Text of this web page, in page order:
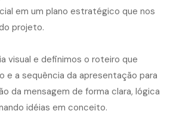
em um plano estratégico que nos
projeto.
visual e definimos o roteiro que
e a sequência da apresentação para
da mensagem de forma clara, lógica
idéias em conceito.